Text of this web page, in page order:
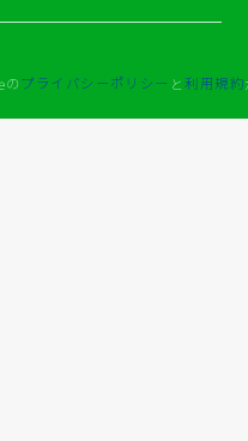
の プライバシーポリシー と利用規約